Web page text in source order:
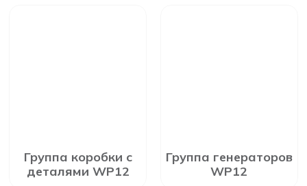
Группа коробки с
деталями WP12
Группа генераторов
WP12